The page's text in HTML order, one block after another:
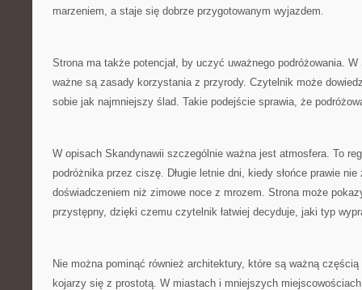
marzeniem, a staje się dobrze przygotowanym wyjazdem.
Strona ma także potencjał, by uczyć uważnego podróżowania.
ważne są zasady korzystania z przyrody. Czytelnik może
sobie jak najmniejszy ślad. Takie podejście sprawia, że
W opisach Skandynawii szczególnie ważna jest atmosfera. To
podróżnika przez ciszę. Długie letnie dni, kiedy słońce prawie
doświadczeniem niż zimowe noce z mrozem. Strona może
przystępny, dzięki czemu czytelnik łatwiej decyduje, jaki typ
Nie można pominąć również architektury, które są ważną
kojarzy się z prostotą. W miastach i mniejszych